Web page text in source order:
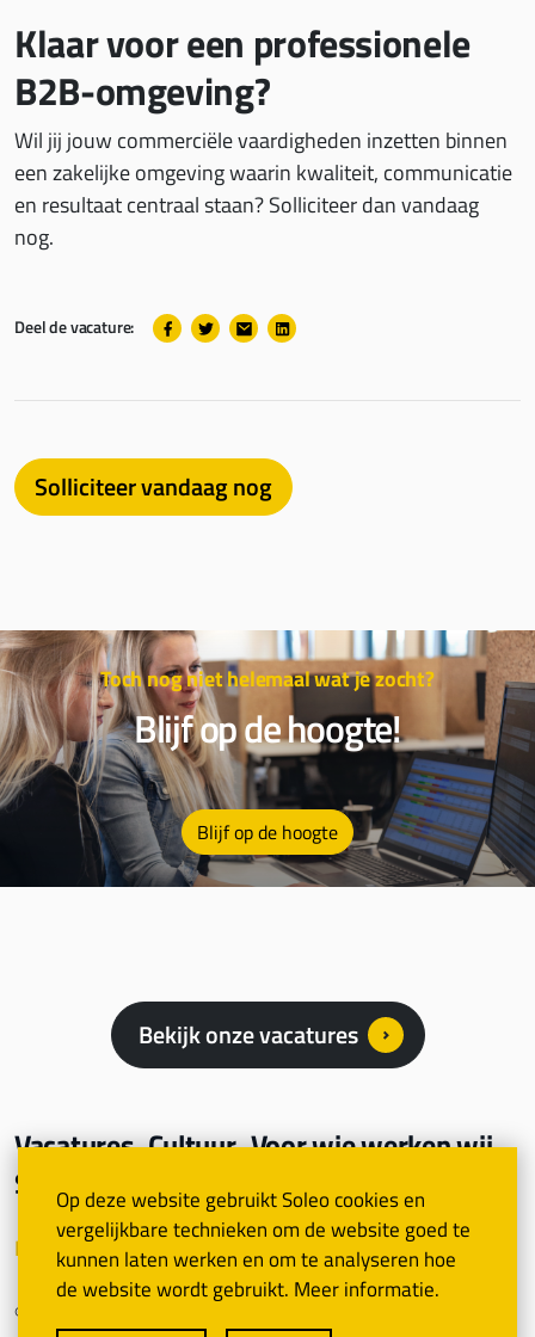
Klaar voor een professionele
B2B-omgeving?
Wil jij jouw commerciële vaardigheden inzetten binnen
een zakelijke omgeving waarin kwaliteit, communicatie
en resultaat centraal staan? Solliciteer dan vandaag
nog.
Deel de vacature:
Solliciteer vandaag nog
Toch nog niet helemaal wat je zocht?
Blijf op de hoogte!
Blijf op de hoogte
Bekijk onze vacatures
Vacatures Cultuur Voor wie werken wij
Sollicitatieproces
Linkedin Youtube Instagram
© 2026 Soleo Contact Centers B.V.
Op deze website gebruikt Soleo cookies en
vergelijkbare technieken om de website goed te
kunnen laten werken en om te analyseren hoe
de website wordt gebruikt. Meer informatie.